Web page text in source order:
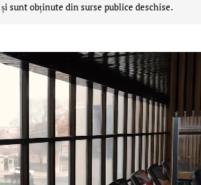
sunt obținute din surse publice deschise.